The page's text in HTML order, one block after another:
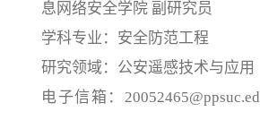
息网络安全学院 副研究员
学科专业：安全防范工程
研究领域：公安遥感技术与应用
电子信箱：20052465@ppsuc.ed